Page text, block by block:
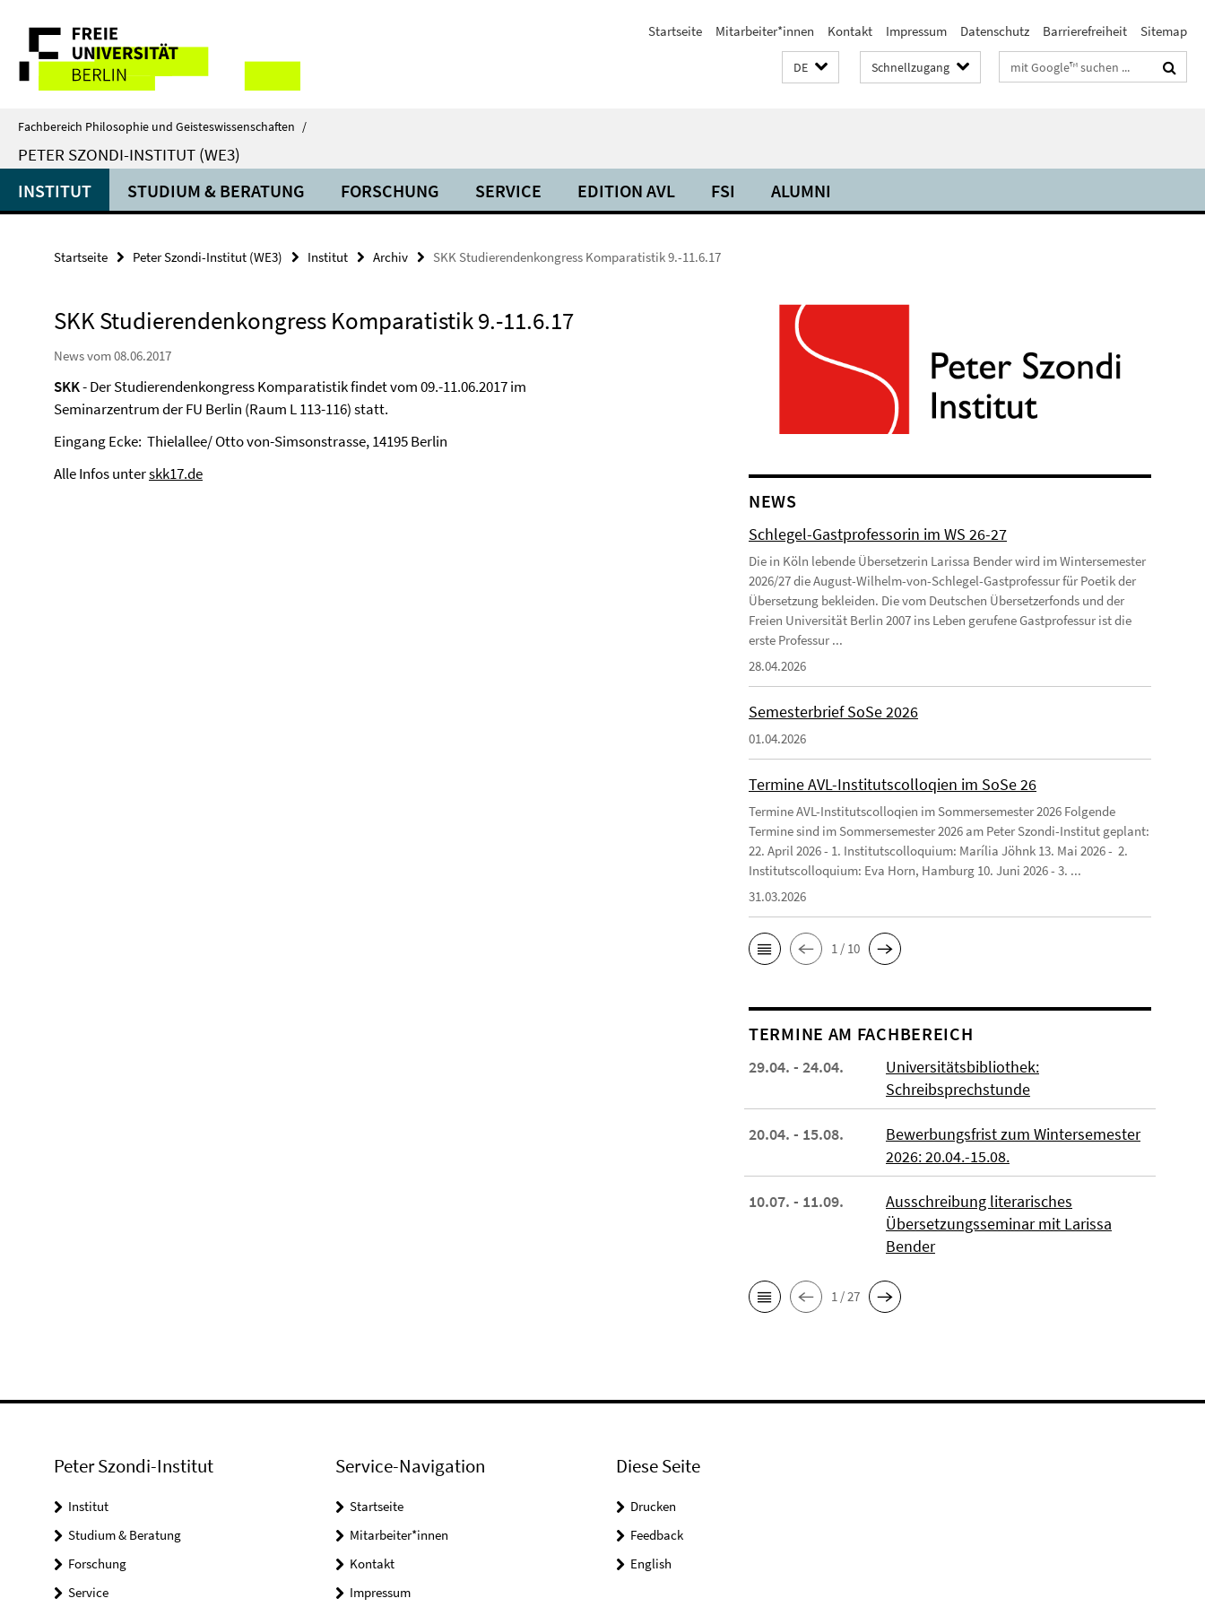
direkt
Inhalt
Service-
Navigation
Startseite Mitarbeiter*innen Kontakt Impressum Datenschutz Barrierefreiheit Sitemap
DE Schnellzugang Suchbegriffe
Fachbereich Philosophie und Geisteswissenschaften /
PETER SZONDI-INSTITUT (WE3)
INSTITUT STUDIUM & BERATUNG FORSCHUNG SERVICE EDITION AVL FSI ALUMNI
Startseite Peter Szondi-Institut (WE3) Institut Archiv SKK Studierendenkongress Komparatistik 9.-11.6.17
SKK Studierendenkongress Komparatistik 9.-11.6.17
News vom 08.06.2017
SKK- Der Studierendenkongress Komparatistik findet vom 09.-11.06.2017 im
Seminarzentrum der FU Berlin (Raum L 113-116) statt.
Eingang Ecke: Thielallee/ Otto von-Simsonstrasse, 14195 Berlin
Alle Infos unterskk17.de
NEWS
Schlegel-Gastprofessorin im WS 26-27
Die in Köln lebende Übersetzerin Larissa Bender wird im Wintersemester
2026/27 die August-Wilhelm-von-Schlegel-Gastprofessur für Poetik der
Übersetzung bekleiden. Die vom Deutschen Übersetzerfonds und der
Freien Universität Berlin 2007 ins Leben gerufene Gastprofessur ist die
erste Professur ...
28.04.2026
Semesterbrief SoSe 2026
01.04.2026
Termine AVL-Institutscolloqien im SoSe 26
Termine AVL-Institutscolloqien im Sommersemester 2026 Folgende
Termine sind im Sommersemester 2026 am Peter Szondi-Institut geplant:
22. April 2026 - 1. Institutscolloquium: Marília Jöhnk 13. Mai 2026 - 2.
Institutscolloquium: Eva Horn, Hamburg 10. Juni 2026 - 3. ...
31.03.2026
1 / 10
TERMINE AM FACHBEREICH
29.04. - 24.04.
Universitätsbibliothek:
Schreibsprechstunde
20.04. - 15.08.
Bewerbungsfrist zum Wintersemester
2026: 20.04.-15.08.
10.07. - 11.09.
Ausschreibung literarisches
Übersetzungsseminar mit Larissa
Bender
1 / 27
Peter Szondi-Institut
Institut
Studium & Beratung
Forschung
Service
Service-Navigation
Startseite
Mitarbeiter*innen
Kontakt
Impressum
Diese Seite
Drucken
Feedback
English